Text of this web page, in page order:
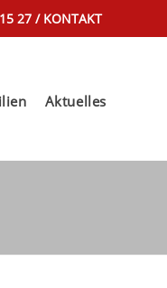
27 / KONTAKT
Aktuelles